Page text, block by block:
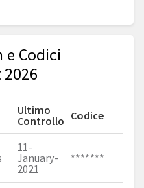
e Codici
Ultimo
Controllo Codice
11-
January-
2021
*******